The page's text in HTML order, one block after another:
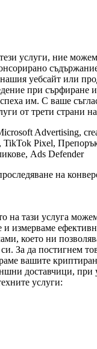
услуги, ние
уебсайт или
при сърфиране
им. С ваше
от трети страни
Advertising,
TikTok Pixel,
Ads Defender
на
на тази услуга
и измерваме
което ни
За да постигнем
вашите
доставчици, при
услуги: